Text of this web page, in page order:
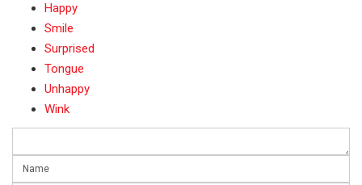
Happy
Smile
Surprised
Tongue
Unhappy
Wink